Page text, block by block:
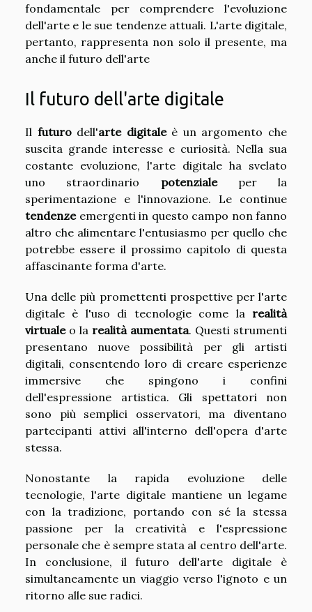
fondamentale per comprendere l'evoluzione
dell'arte e le sue tendenze attuali. L'arte digitale,
pertanto, rappresenta non solo il presente, ma
anche il futuro dell'arte
Il futuro dell'arte digitale
Il futurodell'arte digitaleè un argomento che
suscita grande interesse e curiosità. Nella sua
costante evoluzione, l'arte digitale ha svelato
uno straordinario potenzialeper la
sperimentazione e l'innovazione. Le continue
tendenzeemergenti in questo campo non fanno
altro che alimentare l'entusiasmo per quello che
potrebbe essere il prossimo capitolo di questa
affascinante forma d'arte.
Una delle più promettenti prospettive per l'arte
digitale è l'uso di tecnologie come la realità
virtualeo la realità aumentata. Questi strumenti
presentano nuove possibilità per gli artisti
digitali, consentendo loro di creare esperienze
immersive che spingono i confini
dell'espressione artistica. Gli spettatori non
sono più semplici osservatori, ma diventano
partecipanti attivi all'interno dell'opera d'arte
stessa.
Nonostante la rapida evoluzione delle
tecnologie, l'arte digitale mantiene un legame
con la tradizione, portando con sé la stessa
passione per la creatività e l'espressione
personale che è sempre stata al centro dell'arte.
In conclusione, il futuro dell'arte digitale è
simultaneamente un viaggio verso l'ignoto e un
ritorno alle sue radici.